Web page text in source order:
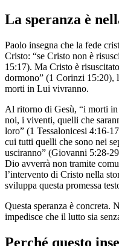
La speranza è
Paolo insegna che la fede
Cristo: “se Cristo non è
15:17). Ma Cristo è
dormono” (1 Corinzi 15:20),
morti in Lui vivranno.
Al ritorno di Gesù, “i morti
noi, i viventi, quelli che
loro” (1 Tessalonicesi 4:16-
cui tutti quelli che sono nei
usciranno” (Giovanni 5:28-
Dio avverrà non tramite
l’intervento di Cristo nella
sviluppa questa promessa
Questa speranza è concreta.
impedisce che il lutto sia
Perché questo